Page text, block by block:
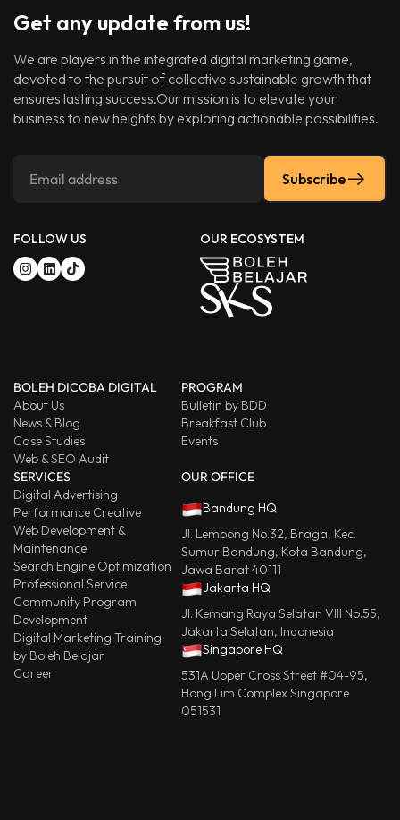
Get any update from us!
We are players in the integrated digital marketing game,
devoted to the pursuit of collective sustainable growth that
ensures lasting success.Our mission is to elevate your
business to new heights by exploring actionable possibilities.
Subscribe
FOLLOW US OUR ECOSYSTEM
BOLEH DICOBA DIGITAL
About Us
News & Blog
Case Studies
Web & SEO Audit
PROGRAM
Bulletin by BDD
Breakfast Club
Events
SERVICES
Digital Advertising
Performance Creative
Web Development &
Maintenance
Search Engine Optimization
Professional Service
Community Program
Development
Digital Marketing Training
by Boleh Belajar
Career
OUR OFFICE
Bandung HQ
Jl. Lembong No.32, Braga, Kec.
Sumur Bandung, Kota Bandung,
Jawa Barat 40111
Jakarta HQ
Jl. Kemang Raya Selatan VIII No.55,
Jakarta Selatan, Indonesia
Singapore HQ
531A Upper Cross Street #04-95,
Hong Lim Complex Singapore
051531